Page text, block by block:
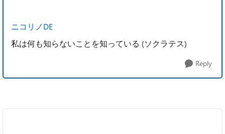
ニコリノDE
私は何も知らないことを知っている (ソクラテス)
Reply